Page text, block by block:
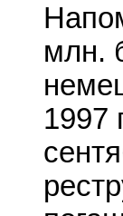
млн.
1997